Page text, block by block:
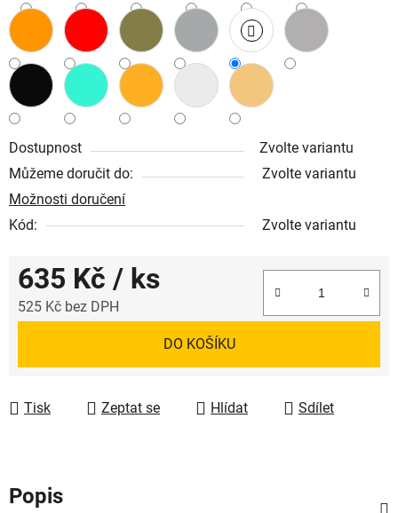
Dostupnost
Zvolte variantu
Můžeme doručit do:
Zvolte variantu
Možnosti doručení
Kód:
Zvolte variantu
635 Kč / ks
525 Kč bez DPH
DO KOŠÍKU
Tisk Zeptat se Hlídat Sdílet
Popis